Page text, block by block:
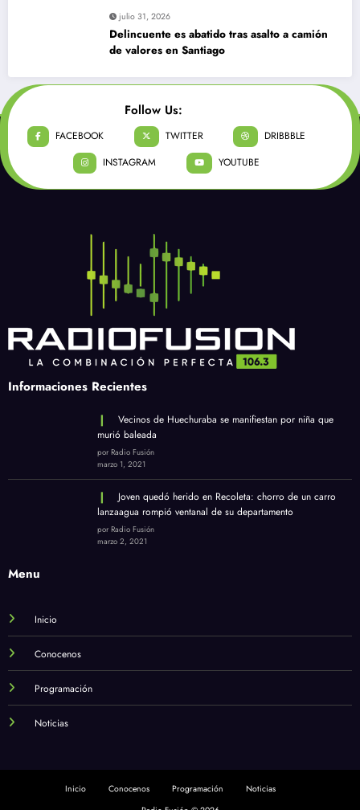
julio 31, 2026
Delincuente es abatido tras asalto a camión
de valores en Santiago
Follow Us:
FACEBOOK TWITTER
DRIBBBLE
INSTAGRAM
YOUTUBE
Informaciones Recientes
Vecinos de Huechuraba se manifiestan por niña que
murió baleada
por Radio Fusión
marzo 1, 2021
Joven quedó herido en Recoleta: chorro de un carro
lanzaagua rompió ventanal de su departamento
por Radio Fusión
marzo 2, 2021
Menu
Inicio
Conocenos
Programación
Noticias
Inicio Conocenos Programación
Noticias